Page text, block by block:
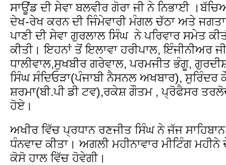
ਸਾਊਂਡ ਦੀ ਸੇਵਾ ਬਲਵੀਰ ਗੋਰਾ ਜੀ ਨੇ ਨਿਭਾਈ
ਦੇਖ-ਰੇਖ ਕਰਨ ਦੀ ਜਿੰਮੇਵਾਰੀ ਮੰਗਲ ਚੱਠਾ ਅਤੇ
ਪਾਣੀ ਦੀ ਸੇਵਾ ਗੁਰਲਾਲ ਸਿੰਘ ਨੇ ਪਰਿਵਾਰ ਸਮੇਤ
ਕੀਤੀ। ਇਹਨਾਂ ਤੋਂ ਇਲਾਵਾ ਹਰੀਪਾਲ, ਇੰਜੀਨੀਅਰ
ਧਾਲੀਵਾਲ,ਸੁਖਬੀਰ ਗਰੇਵਾਲ, ਪਰਮਜੀਤ ਭੰਗੂ,
ਸਿੰਘ ਸੰਦਿਓੜਾ(ਪੰਜਾਬੀ ਨੈਸਨਲ ਅਖਬਾਰ), ਸੁਰਿੰਦਰ
ਸ਼ਰਮਾ(ਬੀ.ਪੀ ਡੀ ਟਵ),ਰਕੇਸ਼ ਗੌਤਮ , ਪ੍ਰੋਫੈਸਰ
ਹੋਏ।
ਅਖੀਰ ਵਿੱਚ ਪ੍ਰਧਾਨ ਰਣਜੀਤ ਸਿੰਘ ਨੇ ਜੱਜ
ਧੰਨਵਾਦ ਕੀਤਾ। ਅਗਲੀ ਮਹੀਨਾਵਾਰ ਮੀਟਿੰਗ
ਕੋਸੋ ਹਾਲ ਵਿੱਚ ਹੋਵੇਗੀ।